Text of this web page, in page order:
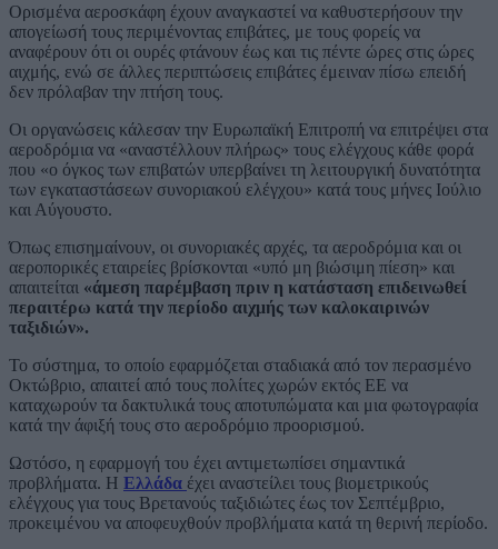
Ορισμένα αεροσκάφη έχουν αναγκαστεί να καθυστερήσουν την
απογείωσή τους περιμένοντας επιβάτες, με τους φορείς να
αναφέρουν ότι οι ουρές φτάνουν έως και τις πέντε ώρες στις ώρες
αιχμής, ενώ σε άλλες περιπτώσεις επιβάτες έμειναν πίσω επειδή
δεν πρόλαβαν την πτήση τους.
Οι οργανώσεις κάλεσαν την Ευρωπαϊκή Επιτροπή να επιτρέψει στα
αεροδρόμια να «αναστέλλουν πλήρως» τους ελέγχους κάθε φορά
που «ο όγκος των επιβατών υπερβαίνει τη λειτουργική δυνατότητα
των εγκαταστάσεων συνοριακού ελέγχου» κατά τους μήνες Ιούλιο
και Αύγουστο.
Όπως επισημαίνουν, οι συνοριακές αρχές, τα αεροδρόμια και οι
αεροπορικές εταιρείες βρίσκονται «υπό μη βιώσιμη πίεση» και
απαιτείται «άμεση παρέμβαση πριν η κατάσταση επιδεινωθεί
περαιτέρω κατά την περίοδο αιχμής των καλοκαιρινών
ταξιδιών».
Το σύστημα, το οποίο εφαρμόζεται σταδιακά από τον περασμένο
Οκτώβριο, απαιτεί από τους πολίτες χωρών εκτός ΕΕ να
καταχωρούν τα δακτυλικά τους αποτυπώματα και μια φωτογραφία
κατά την άφιξή τους στο αεροδρόμιο προορισμού.
Ωστόσο, η εφαρμογή του έχει αντιμετωπίσει σημαντικά
προβλήματα. Η Ελλάδα έχει αναστείλει τους βιομετρικούς
ελέγχους για τους Βρετανούς ταξιδιώτες έως τον Σεπτέμβριο,
προκειμένου να αποφευχθούν προβλήματα κατά τη θερινή περίοδο.